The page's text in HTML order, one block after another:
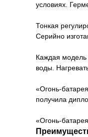
условиях.
Тонкая
Серийно
Каждая модель
воды.
«Огонь-
получила
«Огонь-